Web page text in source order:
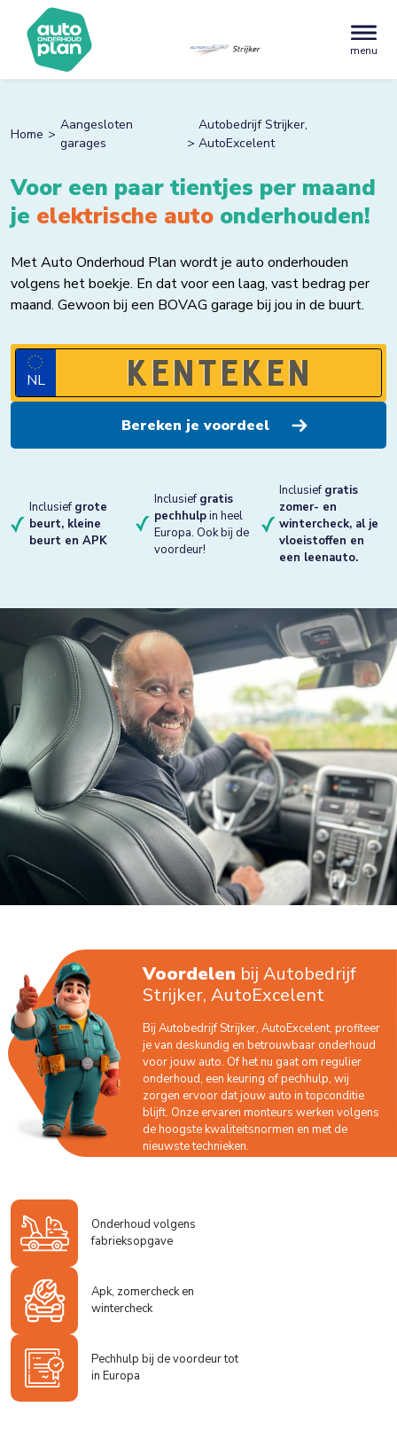
menu
Home
Aangesloten
garages
Autobedrijf Strijker,
AutoExcelent
Voor een paar tientjes per maand
je benzinezuiperonderhouden!
Met Auto Onderhoud Plan wordt je auto onderhouden
volgens het boekje. En dat voor een laag, vast bedrag per
maand. Gewoon bij een BOVAG garage bij jou in de buurt.
NL
Inclusief grote
beurt, kleine
beurt en APK
Inclusief gratis
pechhulpin heel
Europa. Ook bij de
voordeur!
Inclusief gratis
zomer- en
wintercheck, al je
vloeistoffen en
een leenauto.
Voordelen bij Autobedrijf
Strijker, AutoExcelent
Bij Autobedrijf Strijker, AutoExcelent, profiteer
je van deskundig en betrouwbaar onderhoud
voor jouw auto. Of het nu gaat om regulier
onderhoud, een keuring of pechhulp, wij
zorgen ervoor dat jouw auto in topconditie
blijft. Onze ervaren monteurs werken volgens
de hoogste kwaliteitsnormen en met de
nieuwste technieken.
Onderhoud volgens
fabrieksopgave
Apk, zomercheck en
wintercheck
Pechhulp bij de voordeur tot
in Europa